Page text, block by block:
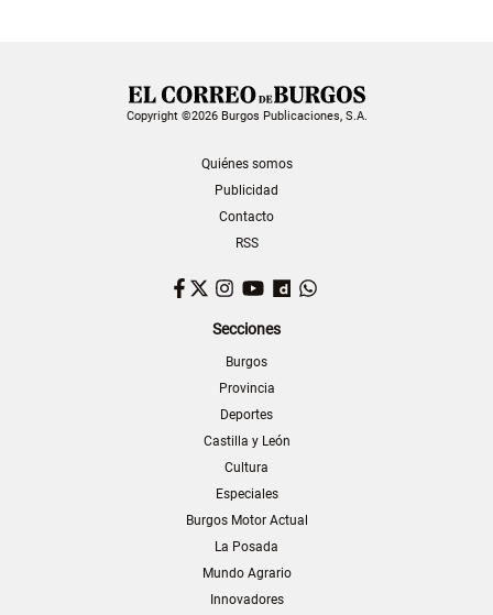
Copyright ©2026 Burgos Publicaciones, S.A.
Quiénes somos
Publicidad
Contacto
RSS
Facebook
TwitterInstagram
YouTubeDailymotion
Secciones
Burgos
Provincia
Deportes
Castilla y León
Cultura
Especiales
Burgos Motor Actual
La Posada
Mundo Agrario
Innovadores